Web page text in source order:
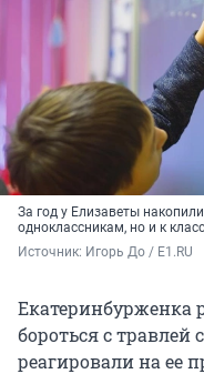
За год у Елизаветы
одноклассникам, но и к
Источник: Игорь До / E1.RU
Екатеринбурженка
бороться с травлей
реагировали на ее